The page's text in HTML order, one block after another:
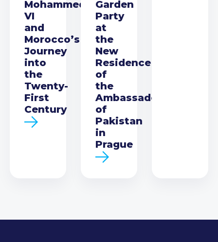
Mohammed
VI
and
Morocco’s
Journey
into
the
Twenty-
First
Century
Garden
Party
at
the
New
Residence
of
the
Ambassador
of
Pakistan
in
Prague